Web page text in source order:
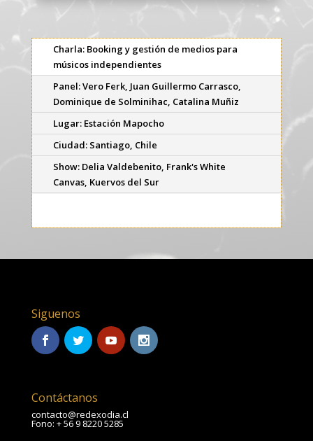
Charla: Booking y gestión de medios para
músicos independientes
Panel: Vero Ferk, Juan Guillermo Carrasco,
Dominique de Solminihac, Catalina Muñiz
Lugar: Estación Mapocho
Ciudad: Santiago, Chile
Show: Delia Valdebenito, Frank's White
Canvas, Kuervos del Sur
Siguenos
Contáctanos
contacto@redexodia.cl
Fono: + 56 9 8220 5285